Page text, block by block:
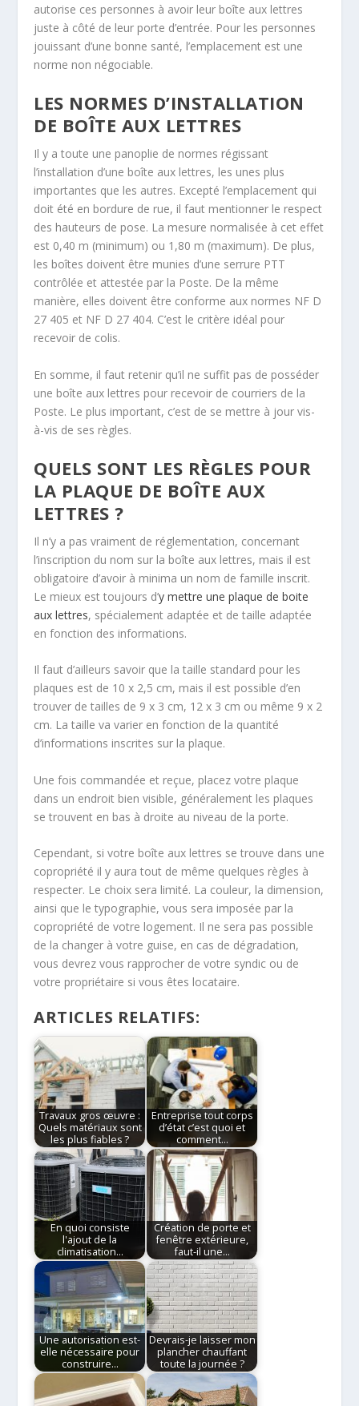
autorise ces personnes à avoir leur boîte aux lettres
juste à côté de leur porte d’entrée. Pour les personnes
jouissant d’une bonne santé, l’emplacement est une
norme non négociable.
LES NORMES D’INSTALLATION
DE BOÎTE AUX LETTRES
Il y a toute une panoplie de normes régissant
l’installation d’une boîte aux lettres, les unes plus
importantes que les autres. Excepté l’emplacement qui
doit été en bordure de rue, il faut mentionner le respect
des hauteurs de pose. La mesure normalisée à cet effet
est 0,40 m (minimum) ou 1,80 m (maximum). De plus,
les boîtes doivent être munies d’une serrure PTT
contrôlée et attestée par la Poste. De la même
manière, elles doivent être conforme aux normes NF D
27 405 et NF D 27 404. C’est le critère idéal pour
recevoir de colis.
En somme, il faut retenir qu’il ne suffit pas de posséder
une boîte aux lettres pour recevoir de courriers de la
Poste. Le plus important, c’est de se mettre à jour vis-
à-vis de ses règles.
QUELS SONT LES RÈGLES POUR
LA PLAQUE DE BOÎTE AUX
LETTRES ?
Il n’y a pas vraiment de réglementation, concernant
l’inscription du nom sur la boîte aux lettres, mais il est
obligatoire d’avoir à minima un nom de famille inscrit.
Le mieux est toujours d’y mettre une plaque de boite
aux lettres, spécialement adaptée et de taille adaptée
en fonction des informations.
Il faut d’ailleurs savoir que la taille standard pour les
plaques est de 10 x 2,5 cm, mais il est possible d’en
trouver de tailles de 9 x 3 cm, 12 x 3 cm ou même 9 x 2
cm. La taille va varier en fonction de la quantité
d’informations inscrites sur la plaque.
Une fois commandée et reçue, placez votre plaque
dans un endroit bien visible, généralement les plaques
se trouvent en bas à droite au niveau de la porte.
Cependant, si votre boîte aux lettres se trouve dans une
copropriété il y aura tout de même quelques règles à
respecter. Le choix sera limité. La couleur, la dimension,
ainsi que le typographie, vous sera imposée par la
copropriété de votre logement. Il ne sera pas possible
de la changer à votre guise, en cas de dégradation,
vous devrez vous rapprocher de votre syndic ou de
votre propriétaire si vous êtes locataire.
ARTICLES RELATIFS:
Travaux gros œuvre :
Quels matériaux sont
les plus fiables ?
Entreprise tout corps
d’état c’est quoi et
comment…
En quoi consiste
l'ajout de la
climatisation…
Création de porte et
fenêtre extérieure,
faut-il une…
Une autorisation est-
elle nécessaire pour
construire…
Devrais-je laisser mon
plancher chauffant
toute la journée ?